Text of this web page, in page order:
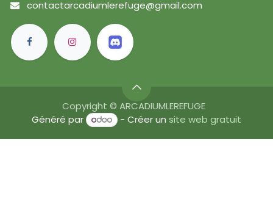
contactarcadiumlerefuge@gmail.com
Copyright © ARCADIUMLEREFUGE
Généré par
- Créer un site web gratuit